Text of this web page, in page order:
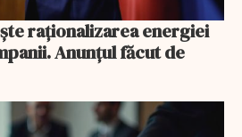
raționalizarea energiei
Anunțul făcut de